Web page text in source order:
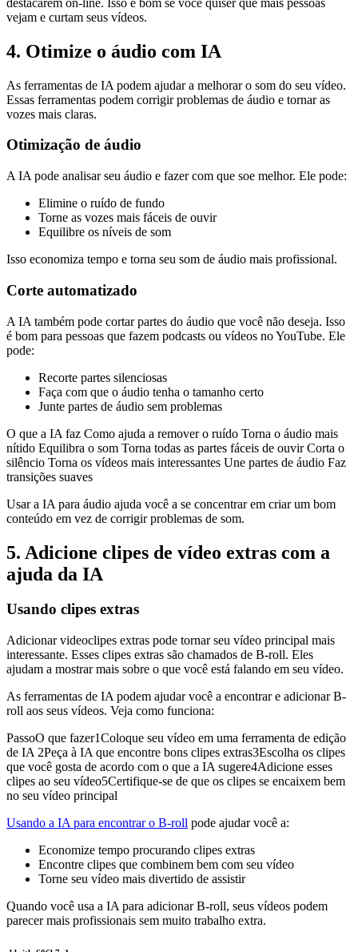
destacarem on-line. Isso é bom se você quiser que mais pessoas
vejam e curtam seus vídeos.
4. Otimize o áudio com IA
As ferramentas de IA podem ajudar a melhorar o som do seu vídeo.
Essas ferramentas podem corrigir problemas de áudio e tornar as
vozes mais claras.
Otimização de áudio
A IA pode analisar seu áudio e fazer com que soe melhor. Ele pode:
Elimine o ruído de fundo
Torne as vozes mais fáceis de ouvir
Equilibre os níveis de som
Isso economiza tempo e torna seu som de áudio mais profissional.
Corte automatizado
A IA também pode cortar partes do áudio que você não deseja. Isso
é bom para pessoas que fazem podcasts ou vídeos no YouTube. Ele
pode:
Recorte partes silenciosas
Faça com que o áudio tenha o tamanho certo
Junte partes de áudio sem problemas
O que a IA faz Como ajuda a remover o ruído Torna o áudio mais
nítido Equilibra o som Torna todas as partes fáceis de ouvir Corta o
silêncio Torna os vídeos mais interessantes Une partes de áudio Faz
transições suaves
Usar a IA para áudio ajuda você a se concentrar em criar um bom
conteúdo em vez de corrigir problemas de som.
5. Adicione clipes de vídeo extras com a
ajuda da IA
Usando clipes extras
Adicionar videoclipes extras pode tornar seu vídeo principal mais
interessante. Esses clipes extras são chamados de B-roll. Eles
ajudam a mostrar mais sobre o que você está falando em seu vídeo.
As ferramentas de IA podem ajudar você a encontrar e adicionar B-
roll aos seus vídeos. Veja como funciona:
PassoO que fazer1Coloque seu vídeo em uma ferramenta de edição
de IA 2Peça à IA que encontre bons clipes extras3Escolha os clipes
que você gosta de acordo com o que a IA sugere4Adicione esses
clipes ao seu vídeo5Certifique-se de que os clipes se encaixem bem
no seu vídeo principal
Usando a IA para encontrar o B-roll pode ajudar você a:
Economize tempo procurando clipes extras
Encontre clipes que combinem bem com seu vídeo
Torne seu vídeo mais divertido de assistir
Quando você usa a IA para adicionar B-roll, seus vídeos podem
parecer mais profissionais sem muito trabalho extra.